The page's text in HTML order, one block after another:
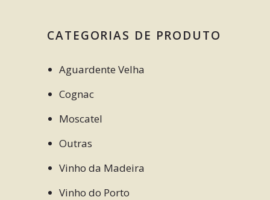
CATEGORIAS DE PRODUTO
Aguardente Velha
Cognac
Moscatel
Outras
Vinho da Madeira
Vinho do Porto